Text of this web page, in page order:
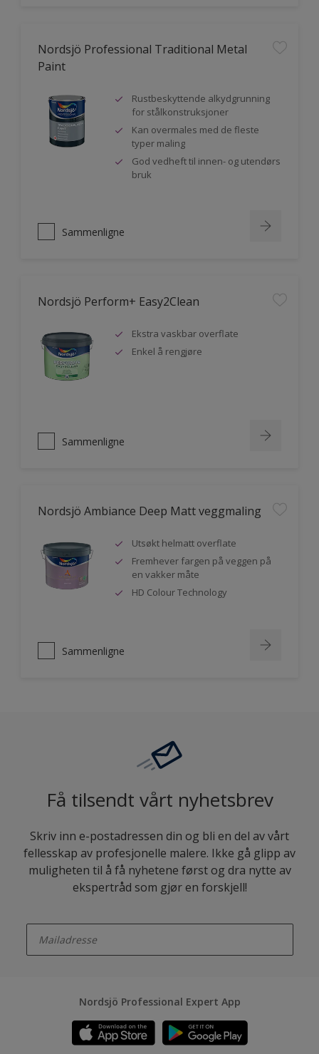
Nordsjö Professional Traditional Metal
Paint
Rustbeskyttende alkydgrunning
for stålkonstruksjoner
Kan overmales med de fleste
typer maling
God vedheft til innen- og utendørs
bruk
Sammenligne
Nordsjö Perform+ Easy2Clean
Ekstra vaskbar overflate
Enkel å rengjøre
Sammenligne
Nordsjö Ambiance Deep Matt veggmaling
Utsøkt helmatt overflate
Fremhever fargen på veggen på
en vakker måte
HD Colour Technology
Sammenligne
Få tilsendt vårt nyhetsbrev
Skriv inn e-postadressen din og bli en del av vårt
fellesskap av profesjonelle malere. Ikke gå glipp av
muligheten til å få nyhetene først og dra nytte av
ekspertråd som gjør en forskjell!
Nordsjö Professional Expert App